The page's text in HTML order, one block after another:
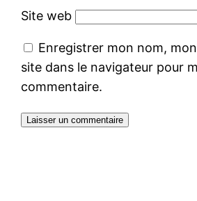
Site web
Enregistrer mon nom,
site dans le navigateur pour
commentaire.